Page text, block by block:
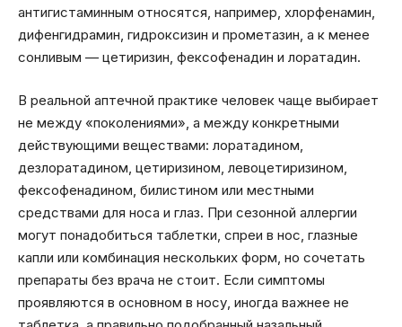
антигистаминным относятся, например, хлорфенамин,
дифенгидрамин, гидроксизин и прометазин, а к менее
сонливым — цетиризин, фексофенадин и лоратадин.
В реальной аптечной практике человек чаще выбирает
не между «поколениями», а между конкретными
действующими веществами: лоратадином,
дезлоратадином, цетиризином, левоцетиризином,
фексофенадином, билистином или местными
средствами для носа и глаз. При сезонной аллергии
могут понадобиться таблетки, спреи в нос, глазные
капли или комбинация нескольких форм, но сочетать
препараты без врача не стоит. Если симптомы
проявляются в основном в носу, иногда важнее не